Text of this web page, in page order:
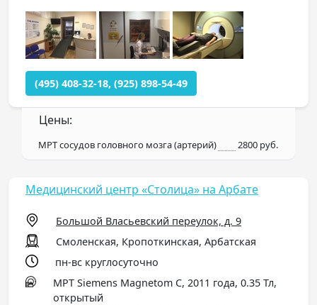
(495) 408-32-18, (925) 898-54-49
Цены:
МРТ сосудов головного мозга (артерий) 2800 руб.
Медицинский центр «Столица» на Арбате
Большой Власьевский переулок, д. 9
Смоленская, Кропоткинская, Арбатская
пн-вс круглосуточно
МРТ Siemens Magnetom C, 2011 года, 0.35 Тл,
открытый